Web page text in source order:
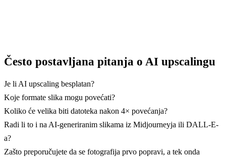
Često postavljana pitanja o AI upscalingu
Je li AI upscaling besplatan?
Koje formate slika mogu povećati?
Koliko će velika biti datoteka nakon 4× povećanja?
Radi li to i na AI-generiranim slikama iz Midjourneyja ili DALL-E-
a?
Zašto preporučujete da se fotografija prvo popravi, a tek onda